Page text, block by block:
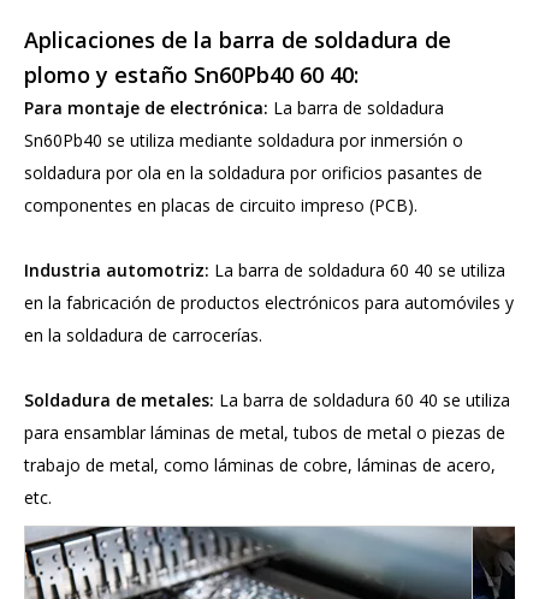
Aplicaciones de la barra de soldadura de
plomo y estaño Sn60Pb40 60 40:
Para montaje de electrónica: La barra de soldadura
Sn60Pb40 se utiliza mediante soldadura por inmersión o
soldadura por ola en la soldadura por orificios pasantes de
componentes en placas de circuito impreso (PCB).
Industria automotriz: La barra de soldadura 60 40 se utiliza
en la fabricación de productos electrónicos para automóviles y
en la soldadura de carrocerías.
Soldadura de metales: La barra de soldadura 60 40 se utiliza
para ensamblar láminas de metal, tubos de metal o piezas de
trabajo de metal, como láminas de cobre, láminas de acero,
etc.